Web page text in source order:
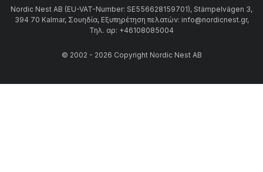
Nordic Nest AB (EU-VAT-Number: SE556628159701), Stämpelvägen 3,
394 70 Kalmar, Σουηδία, Εξυπηρέτηση πελατών: info@nordicnest.gr,
Τηλ. αρ: +46108085004
© 2002 - 2026 Copyright Nordic Nest AB